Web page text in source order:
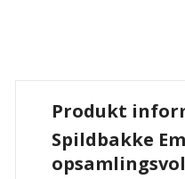
Produkt
Spildbakke